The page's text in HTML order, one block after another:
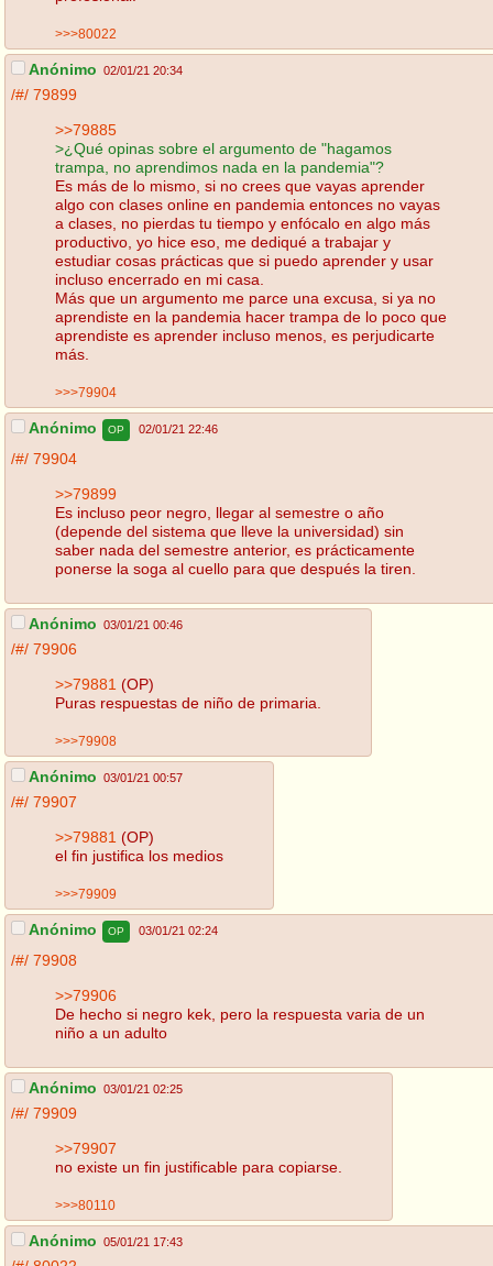
>>>80022
Anónimo 02/01/21 20:34
/#/ 79899
>>79885
>¿Qué opinas sobre el argumento de "hagamos
trampa, no aprendimos nada en la pandemia"?
Es más de lo mismo, si no crees que vayas aprender
algo con clases online en pandemia entonces no vayas
a clases, no pierdas tu tiempo y enfócalo en algo más
productivo, yo hice eso, me dediqué a trabajar y
estudiar cosas prácticas que si puedo aprender y usar
incluso encerrado en mi casa.
Más que un argumento me parce una excusa, si ya no
aprendiste en la pandemia hacer trampa de lo poco que
aprendiste es aprender incluso menos, es perjudicarte
más.
>>>79904
Anónimo OP 02/01/21 22:46
/#/ 79904
>>79899
Es incluso peor negro, llegar al semestre o año
(depende del sistema que lleve la universidad) sin
saber nada del semestre anterior, es prácticamente
ponerse la soga al cuello para que después la tiren.
Anónimo 03/01/21 00:46
/#/ 79906
>>79881 (OP)
Puras respuestas de niño de primaria.
>>>79908
Anónimo 03/01/21 00:57
/#/ 79907
>>79881 (OP)
el fin justifica los medios
>>>79909
Anónimo OP 03/01/21 02:24
/#/ 79908
>>79906
De hecho si negro kek, pero la respuesta varia de un
niño a un adulto
Anónimo 03/01/21 02:25
/#/ 79909
>>79907
no existe un fin justificable para copiarse.
>>>80110
Anónimo 05/01/21 17:43